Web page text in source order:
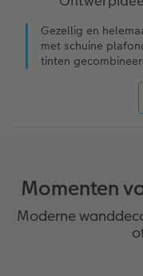
Gezellig en
met schuine
tinten
Momenten
Moderne